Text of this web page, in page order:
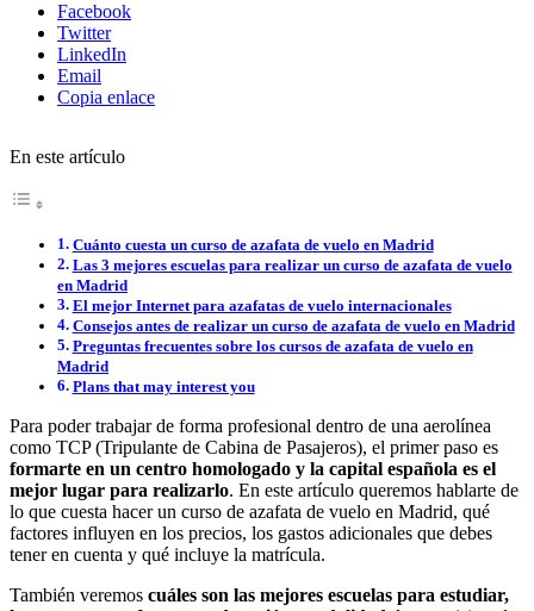
Facebook
Twitter
LinkedIn
Email
Copia enlace
En este artículo
Cuánto cuesta un curso de azafata de vuelo en Madrid
Las 3 mejores escuelas para realizar un curso de azafata de vuelo
en Madrid
El mejor Internet para azafatas de vuelo internacionales
Consejos antes de realizar un curso de azafata de vuelo en Madrid
Preguntas frecuentes sobre los cursos de azafata de vuelo en
Madrid
Plans that may interest you
Para poder trabajar de forma profesional dentro de una aerolínea
como TCP (Tripulante de Cabina de Pasajeros), el primer paso es
formarte en un centro homologado y la capital española es el
mejor lugar para realizarlo. En este artículo queremos hablarte de
lo que cuesta hacer un curso de azafata de vuelo en Madrid, qué
factores influyen en los precios, los gastos adicionales que debes
tener en cuenta y qué incluye la matrícula.
También veremos cuáles son las mejores escuelas para estudiar,